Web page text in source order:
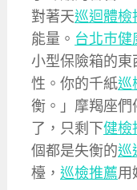
對著天巡迴體檢
能量。 台北巿健
小型保險箱的
性。你的千紙巡
衡。」摩羯座們
了，只剩下健檢
個都是失衡的巡
檯， 巡檢推薦用